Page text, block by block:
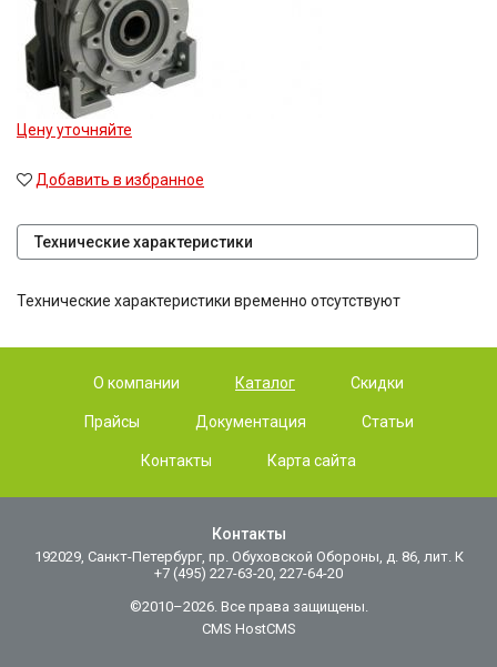
Цену уточняйте
Добавить в избранное
Технические характеристики
Технические характеристики временно отсутствуют
О компании Каталог Скидки
Прайсы Документация Статьи
Контакты Карта сайта
Контакты
192029, Санкт-Петербург, пр. Обуховской Обороны, д. 86, лит. К
+7 (495) 227-63-20, 227-64-20
©2010–2026. Все права защищены.
CMS HostCMS